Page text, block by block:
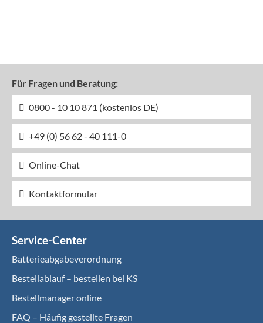
Für Fragen und Beratung:
0800 - 10 10 871 (kostenlos DE)
+49 (0) 56 62 - 40 111-0
Online-Chat
Kontaktformular
Service-Center
Batterieabgabeverordnung
Bestellablauf – bestellen bei KS
Bestellmanager online
FAQ – Häufig gestellte Fragen